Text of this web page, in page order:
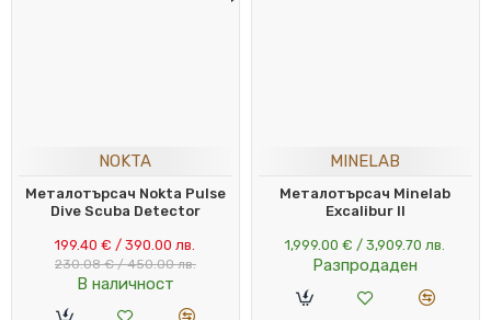
NOKTA
Металотърсач Nokta Pulse
Dive Scuba Detector
199.40 € / 390.00 лв.
230.08 € / 450.00 лв.
В наличност
MINELAB
Металотърсач Minelab
Excalibur II
1,999.00 € / 3,909.70 лв.
Разпродаден